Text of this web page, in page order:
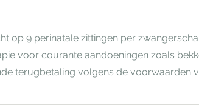
op 9 perinatale zittingen per
voor courante aandoeningen zoals
terugbetaling volgens de voorwaarden